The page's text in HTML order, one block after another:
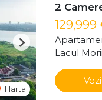
Harta
Next
2
129,999
Lacul